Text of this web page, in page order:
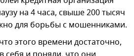
на 4 часа, свыше 200 тысяч
для борьбы с мошенниками.
этого времени достаточно,